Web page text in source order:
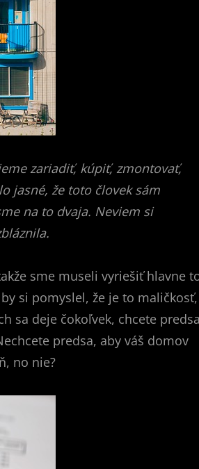
zariadiť, kúpiť, zmontovať,
jasné, že toto človek sám
na to dvaja. Neviem si
sme museli vyriešiť hlavne
by si pomyslel, že je to maličkosť,
sa deje čokoľvek, chcete
predsa, aby váš domov
no nie?